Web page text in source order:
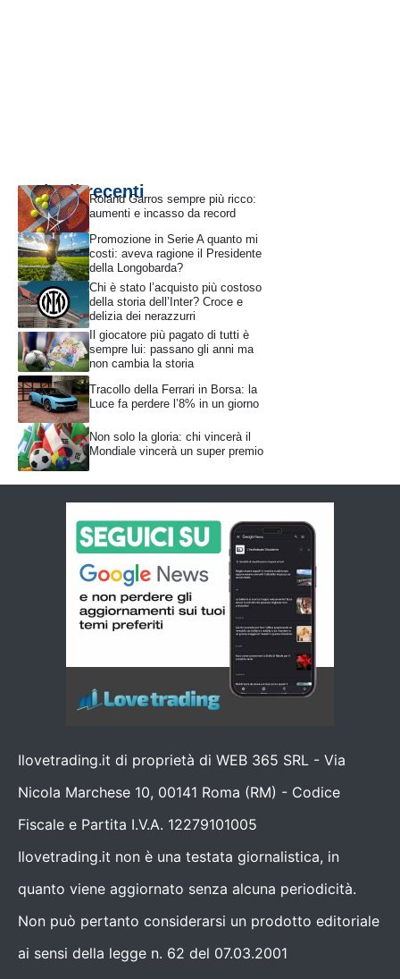
Articoli recentiRoland Garros sempre più ricco:
aumenti e incasso da record
Promozione in Serie A quanto mi
costi: aveva ragione il Presidente
della Longobarda?
Chi è stato l’acquisto più costoso
della storia dell’Inter? Croce e
delizia dei nerazzurri
Il giocatore più pagato di tutti è
sempre lui: passano gli anni ma
non cambia la storia
Tracollo della Ferrari in Borsa: la
Luce fa perdere l’8% in un giorno
Non solo la gloria: chi vincerà il
Mondiale vincerà un super premio
Ilovetrading.it di proprietà di WEB 365 SRL - Via
Nicola Marchese 10, 00141 Roma (RM) - Codice
Fiscale e Partita I.V.A. 12279101005
Ilovetrading.it non è una testata giornalistica, in
quanto viene aggiornato senza alcuna periodicità.
Non può pertanto considerarsi un prodotto editoriale
ai sensi della legge n. 62 del 07.03.2001